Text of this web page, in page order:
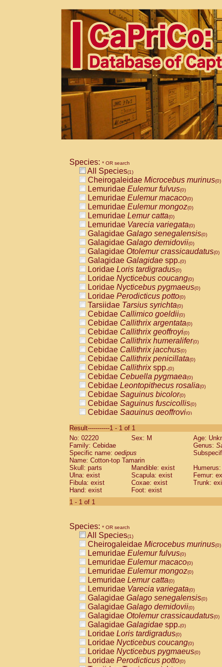
Species: * OR search
All Species(1)
Cheirogaleidae Microcebus murinus(0)
Lemuridae Eulemur fulvus(0)
Lemuridae Eulemur macaco(0)
Lemuridae Eulemur mongoz(0)
Lemuridae Lemur catta(0)
Lemuridae Varecia variegata(0)
Galagidae Galago senegalensis(0)
Galagidae Galago demidovii(0)
Galagidae Otolemur crassicaudatus(0)
Galagidae Galagidae spp.(0)
Loridae Loris tardigradus(0)
Loridae Nycticebus coucang(0)
Loridae Nycticebus pygmaeus(0)
Loridae Perodicticus potto(0)
Tarsiidae Tarsius syrichta(0)
Cebidae Callimico goeldii(0)
Cebidae Callithrix argentata(0)
Cebidae Callithrix geoffroyi(0)
Cebidae Callithrix humeralifer(0)
Cebidae Callithrix jacchus(0)
Cebidae Callithrix penicillata(0)
Cebidae Callithrixspp.(0)
Cebidae Cebuella pygmaea(0)
Cebidae Leontopithecus rosalia(0)
Cebidae Saguinus bicolor(0)
Cebidae Saguinus fuscicollis(0)
Cebidae Saguinus geoffroyi(0)
CebidaeSaguinus labiatus(0)
Cebidae Saguinus leucopus (0)
Cebidae
CebidaeSaguinus mystax
Cebidae Saguinus nigricollis (0)
Cebidae Saguinus oedipus
Cebidae Saguinus weddelli
Cebidae Saguinusspp.
Cebidae
CebidaeCebus capucinus
CebidaeCebus nigrivittatus
CebidaeCebus spp.(0)
CebidaeSaimiri boliviensis(0)
CebidaeSaimiri sciureus(0)
AtelidaeAlouatta caraya(0)
AtelidaeAlouatta fusca(0)
AtelidaeAlouatta seniculus(0)
AtelidaeAlouattaspp.(0)
AtelidaeAteles belzebuth(0)
AtelidaeAteles geoffroyi(0)
AtelidaeAteles paniscus(0)
AtelidaeAtelesspp.(0)
AtelidaeLagothrix lagothricha(0)
AtelidaeLagothrix lagothricha cana
PitheciidaeCacajao calvus
Result-----------1 - 1 of 1
No: 02220
Sex: M
Age:
Family: Cebidae
Genus:
Specific name: oedipus
Name: Cotton-top Tamarin
Skull: parts
Mandible: exist
Ulna: exist
Scapula: exist
Femur:
Fibula: exist
Coxae: exist
Trunk:
Hand: exist
Foot: exist
1 - 1 of 1
Species: * OR search
All Species(1)
Cheirogaleidae Microcebus murinus(0)
Lemuridae Eulemur fulvus(0)
Lemuridae Eulemur macaco(0)
Lemuridae Eulemur mongoz(0)
Lemuridae Lemur catta(0)
Lemuridae Varecia variegata(0)
Galagidae Galago senegalensis(0)
Galagidae Galago demidovii(0)
Galagidae Otolemur crassicaudatus(0)
Galagidae Galagidae spp.(0)
Loridae Loris tardigradus(0)
Loridae Nycticebus coucang(0)
Loridae Nycticebus pygmaeus(0)
Loridae Perodicticus potto(0)